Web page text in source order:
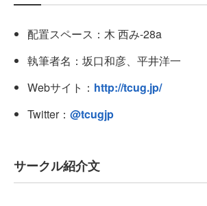
配置スペース：木 西み-28a
執筆者名：坂口和彦、平井洋一
Webサイト： http://tcug.jp/
Twitter： @tcugjp
サークル紹介文